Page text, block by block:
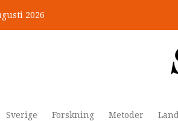
2026
Sverige Forskning Metoder
gick bra – just därför